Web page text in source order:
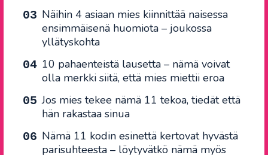
Näihin 4 asiaan mies kiinnittää naisessa
ensimmäisenä huomiota – joukossa
yllätyskohta
10 pahaenteistä lausetta – nämä voivat
olla merkki siitä, että mies miettii eroa
Jos mies tekee nämä 11 tekoa, tiedät että
hän rakastaa sinua
Nämä 11 kodin esinettä kertovat hyvästä
parisuhteesta – löytyvätkö nämä myös